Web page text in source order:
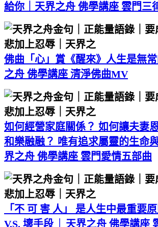
給你｜天界之舟 佛學講座 雲門三
佛曲「心」賞《醒來》人生是無
之舟 佛學講座 清淨佛曲MV
如何經營家庭關係？ 如何讓夫妻
和樂融融？ 唯有追求屬靈的生命
界之舟 佛學講座 雲門愛情五部曲
「不 可 害 人」 是人生中最重要
V.S. 壞手段 │ 天界之舟 佛學講座